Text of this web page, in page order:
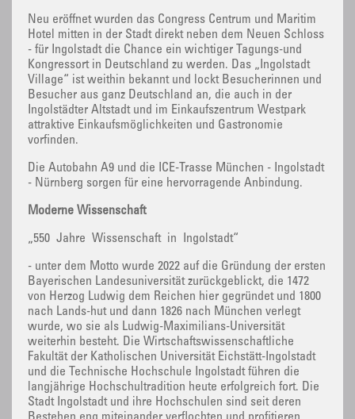
Neu eröffnet wurden das Congress Centrum und Maritim
Hotel mitten in der Stadt direkt neben dem Neuen Schloss
- für Ingolstadt die Chance ein wichtiger Tagungs-und
Kongressort in Deutschland zu werden. Das „Ingolstadt
Village“ ist weithin bekannt und lockt Besucherinnen und
Besucher aus ganz Deutschland an, die auch in der
Ingolstädter Altstadt und im Einkaufszentrum Westpark
attraktive Einkaufsmöglichkeiten und Gastronomie
vorfinden.
Die Autobahn A9 und die ICE-Trasse München - Ingolstadt
- Nürnberg sorgen für eine hervorragende Anbindung.
Moderne Wissenschaft
„550 Jahre Wissenschaft in Ingolstadt“
- unter dem Motto wurde 2022 auf die Gründung der ersten
Bayerischen Landesuniversität zurückgeblickt, die 1472
von Herzog Ludwig dem Reichen hier gegründet und 1800
nach Lands-hut und dann 1826 nach München verlegt
wurde, wo sie als Ludwig-Maximilians-Universität
weiterhin besteht. Die Wirtschaftswissenschaftliche
Fakultät der Katholischen Universität Eichstätt-Ingolstadt
und die Technische Hochschule Ingolstadt führen die
langjährige Hochschultradition heute erfolgreich fort. Die
Stadt Ingolstadt und ihre Hochschulen sind seit deren